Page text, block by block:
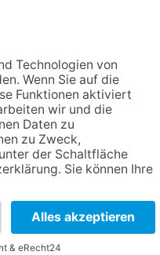
exotischen Pflanzen.
Inspirationen.
die
Lass dich